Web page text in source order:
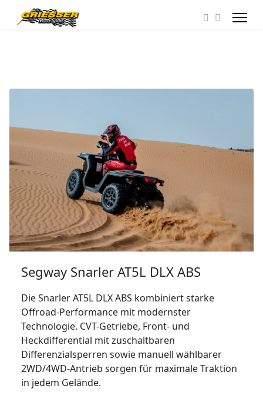
Segway Snarler AT5L DLX ABS
Die Snarler AT5L DLX ABS kombiniert starke
Offroad-Performance mit modernster
Technologie. CVT-Getriebe, Front- und
Heckdifferential mit zuschaltbaren
Differenzialsperren sowie manuell wählbarer
2WD/4WD-Antrieb sorgen für maximale Traktion
in jedem Gelände.